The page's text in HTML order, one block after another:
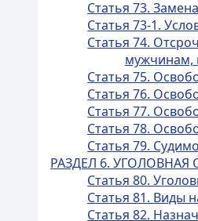
Статья 73.
Статья 73-1.
Статья 74.
мужчинам,
Статья 75.
Статья 76.
Статья 77.
Статья 78.
Статья 79.
РАЗДЕЛ 6.
Статья 80.
Статья 81. Виды
Статья 82.